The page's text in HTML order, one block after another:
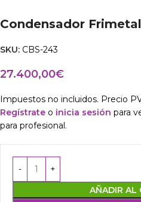
Condensador
SKU: CBS-243
27.400,00€
Impuestos no incluidos. Precio
Regístrate o inicia sesión para
para profesional.
AÑADIR AL